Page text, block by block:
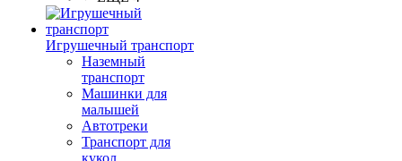
Игрушечный транспорт
Наземный
транспорт
Машинки для
малышей
Автотреки
Транспорт для
кукол